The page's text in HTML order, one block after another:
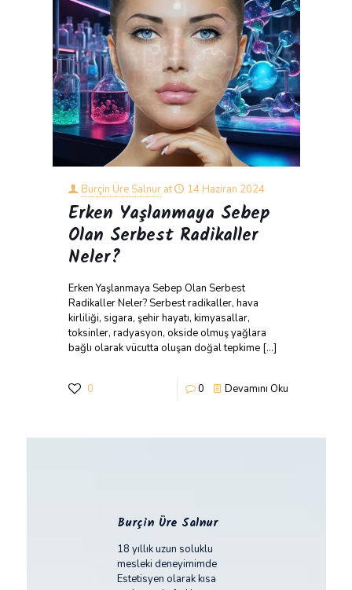
Burçin Üre Salnur at 14 Haziran 2024
Erken Yaşlanmaya Sebep
Olan Serbest Radikaller
Neler?
Erken Yaşlanmaya Sebep Olan Serbest
Radikaller Neler? Serbest radikaller, hava
kirliliği, sigara, şehir hayatı, kimyasallar,
toksinler, radyasyon, okside olmuş yağlara
bağlı olarak vücutta oluşan doğal tepkime[…]
0 0 Devamını Oku
Burçin Üre Salnur
18 yıllık uzun soluklu
mesleki deneyimimde
Estetisyen olarak kısa